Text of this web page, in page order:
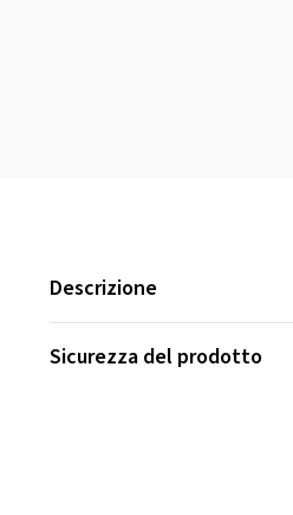
Descrizione
Sicurezza del prodotto